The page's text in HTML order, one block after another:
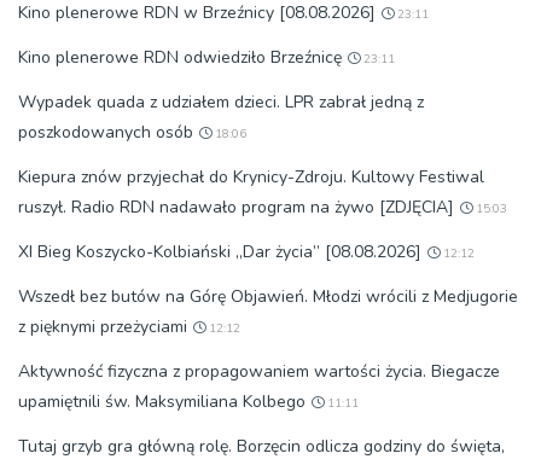
Kino plenerowe RDN w Brzeźnicy [08.08.2026] 23:11
Kino plenerowe RDN odwiedziło Brzeźnicę 23:11
Wypadek quada z udziałem dzieci. LPR zabrał jedną z
poszkodowanych osób
18:06
Kiepura znów przyjechał do Krynicy-Zdroju. Kultowy Festiwal
ruszył. Radio RDN nadawało program na żywo [ZDJĘCIA]
15:03
XI Bieg Koszycko-Kolbiański „Dar życia” [08.08.2026] 12:12
Wszedł bez butów na Górę Objawień. Młodzi wrócili z Medjugorie
z pięknymi przeżyciami
12:12
Aktywność fizyczna z propagowaniem wartości życia. Biegacze
upamiętnili św. Maksymiliana Kolbego
11:11
Tutaj grzyb gra główną rolę. Borzęcin odlicza godziny do święta,